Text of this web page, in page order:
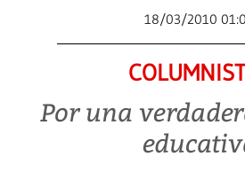
18/03/2010
Por una